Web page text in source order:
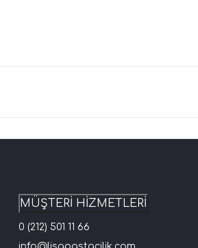
MÜŞTERİ HİZMETLERİ
0 (212) 501 11 66